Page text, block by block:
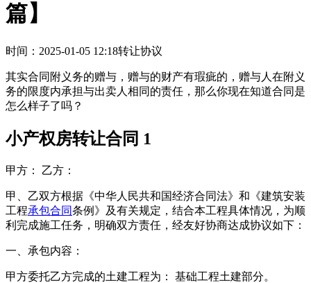
篇】
时间：2025-01-05 12:18转让协议
其实合同附义务的赠与，赠与的财产有瑕疵的，赠与人在附义
务的限度内承担与出卖人相同的责任，那么你现在知道合同是
怎么样子了吗？
小产权房转让合同 1
甲方： 乙方：
甲、乙双方根据《中华人民共和国经济合同法》和《建筑安装
工程承包合同条例》及有关规定，结合本工程具体情况，为顺
利完成施工任务，明确双方责任，经友好协商达成协议如下：
一、承包内容：
甲方委托乙方完成的土建工程为： 基础工程土建部分。